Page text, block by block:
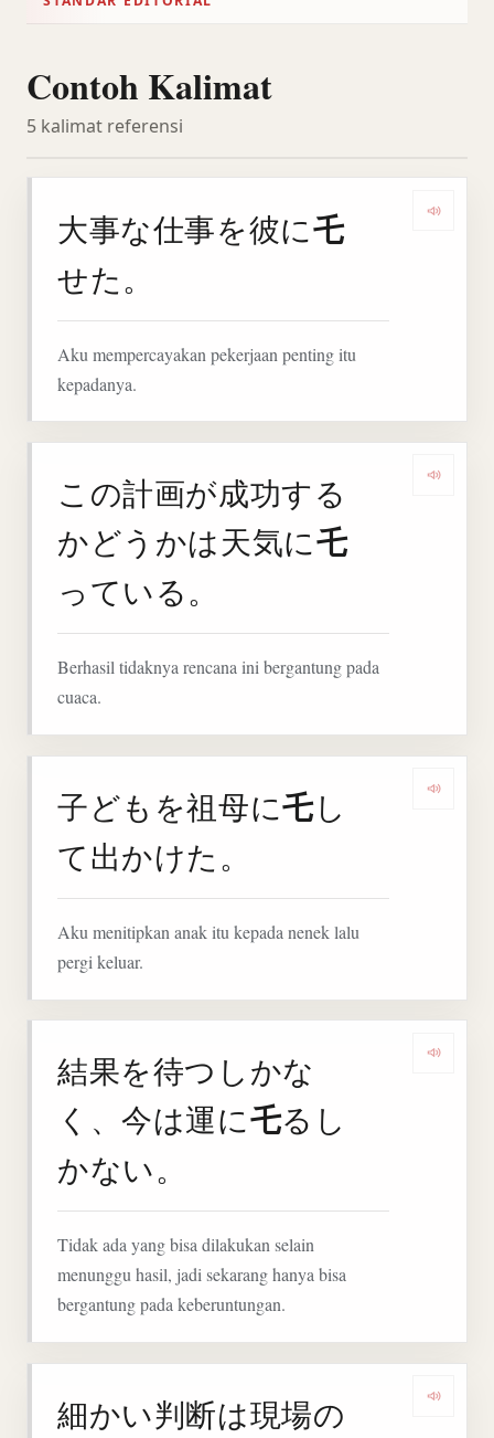
Contoh Kalimat
5 kalimat referensi
大事な仕事を彼に乇
せた。
Aku mempercayakan pekerjaan penting itu
kepadanya.
この計画が成功する
かどうかは天気に乇
っている。
Berhasil tidaknya rencana ini bergantung pada
cuaca.
子どもを祖母に乇し
て出かけた。
Aku menitipkan anak itu kepada nenek lalu
pergi keluar.
結果を待つしかな
く、今は運に乇るし
かない。
Tidak ada yang bisa dilakukan selain
menunggu hasil, jadi sekarang hanya bisa
bergantung pada keberuntungan.
細かい判断は現場の